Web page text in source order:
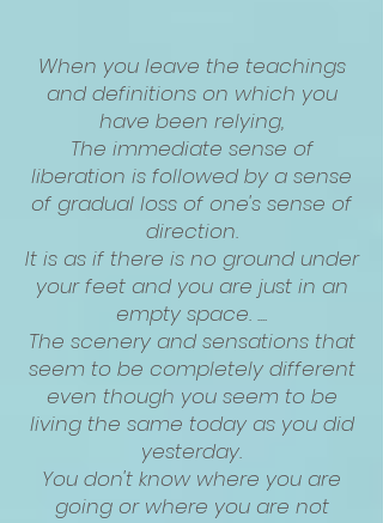
When you leave the teachings
and definitions on which you
have been relying,
The immediate sense of
liberation is followed by a sense
of gradual loss of one's sense of
direction.
It is as if there is no ground under
your feet and you are just in an
empty space. ....
The scenery and sensations that
seem to be completely different
even though you seem to be
living the same today as you did
yesterday.
You don't know where you are
going or where you are not